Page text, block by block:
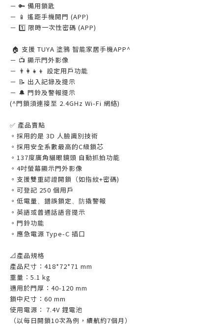
－ 🔑 備用鎖匙
－ 📱 遙距手機開門 (APP)
－ 1️⃣ 限時一次性密碼 (APP)
🏠 支援 TUYA 塗鴉 智能家居手機APP^
－ 📺 顯示門外影像
－ 👨‍👩‍👧‍👦 設定用戶功能
－ 📝 出入記錄及提示
－ 🔔 門鈴及警報提示
(^門鎖須連接至 2.4GHz Wi-Fi 網絡)
✅ 產品賣點
。採用的是 3D 人臉識別技術
。採用安全系數最高的C級鎖芯
。137度廣角貓眼鏡頭 自動抓拍功能
。4吋螢幕顯示門外影像
。支援雙重認證開鎖（如指紋+密碼)
。可登記 250 個用戶
。低電量、 錯誤鎖定 、防撬警報
。英語或普通話語音提示
。門鈴功能
。應急電源 Type-C 插口
📐產品規格
產品尺寸：418*72*71 mm
重量：5.1 kg
適用於門厚：40-120 mm
鎖中尺寸：60 mm
使用電源： 7.4V 鋰電池
（以每日開鎖10次為例，續航約7個月）